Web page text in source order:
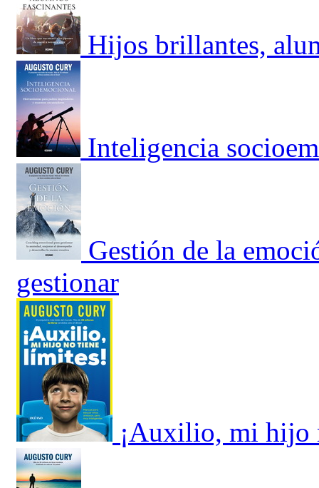
Hijos brillantes,
Inteligencia
Gestión de la
gestionar
¡Auxilio, mi hijo